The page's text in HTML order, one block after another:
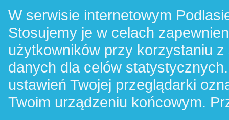
W serwisie internetowym
Stosujemy je w celach
użytkowników przy korzystaniu
danych dla celów
ustawień Twojej przeglądarki
Twoim urządzeniu końcowym.